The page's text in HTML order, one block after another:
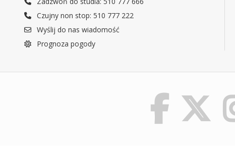
Czujny non stop: 510 777 222
Wyślij do nas wiadomość
Prognoza pogody